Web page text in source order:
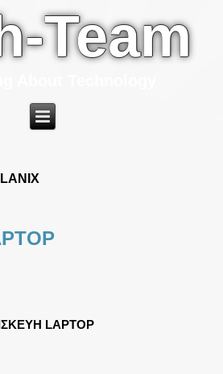
Team
LAPTOP